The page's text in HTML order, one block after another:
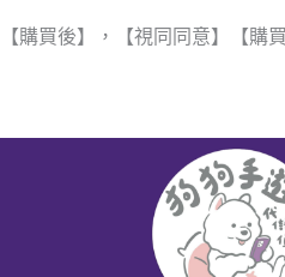
【購買後】，【視同同意】【購